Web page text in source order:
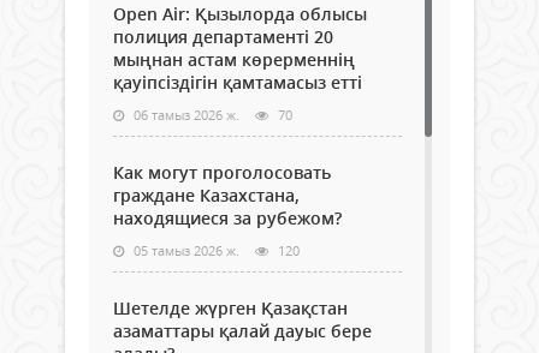
Open Air: Қызылорда облысы
полиция департаменті 20
мыңнан астам көрерменнің
қауіпсіздігін қамтамасыз етті
06 тамыз 2026 ж. 70
Как могут проголосовать
граждане Казахстана,
находящиеся за рубежом?
05 тамыз 2026 ж. 120
Шетелде жүрген Қазақстан
азаматтары қалай дауыс бере